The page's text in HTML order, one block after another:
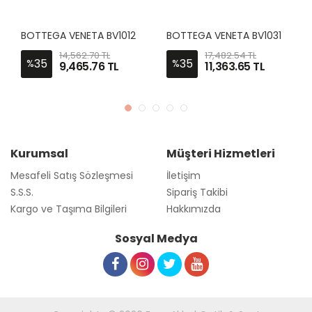
%35
14,562.70 TL
9,465.76 TL %35
17,482.54 TL
11,363.65 TL
Kurumsal
Mesafeli Satış Sözleşmesi
S.S.S.
Kargo ve Taşıma Bilgileri
Müşteri Hizmetleri
İletişim
Sipariş Takibi
Hakkımızda
Sosyal Medya